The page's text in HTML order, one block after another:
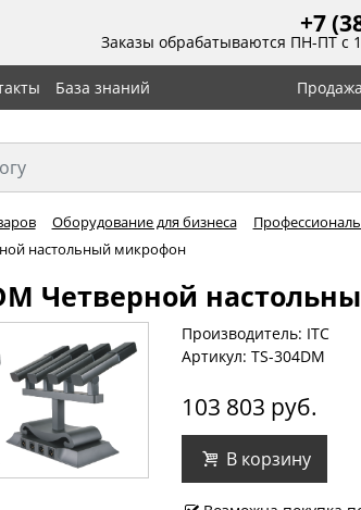
+7
Заказы обрабатываются ПН-ПТ с
База знаний
Оборудование для бизнеса
настольный микрофон
Четверной
Производитель: ITC
Артикул: TS-304DM
103 803 руб.
В корзину